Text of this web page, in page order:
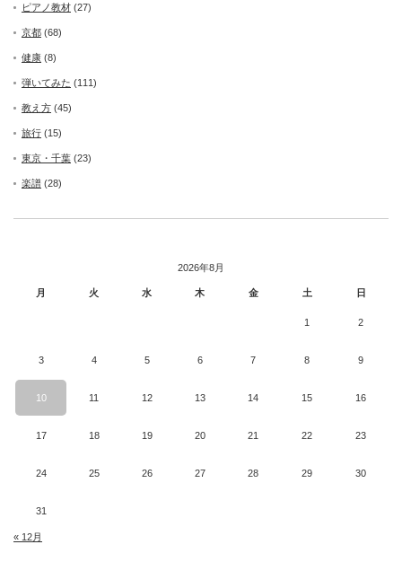
ピアノ教材 (27)
京都 (68)
健康 (8)
弾いてみた (111)
教え方 (45)
旅行 (15)
東京・千葉 (23)
楽譜 (28)
2026年8月
月 火 水 木 金 土 日
1 2
3 4 5 6 7 8 9
10 11 12 13 14 15 16
17 18 19 20 21 22 23
24 25 26 27 28 29 30
31
« 12月